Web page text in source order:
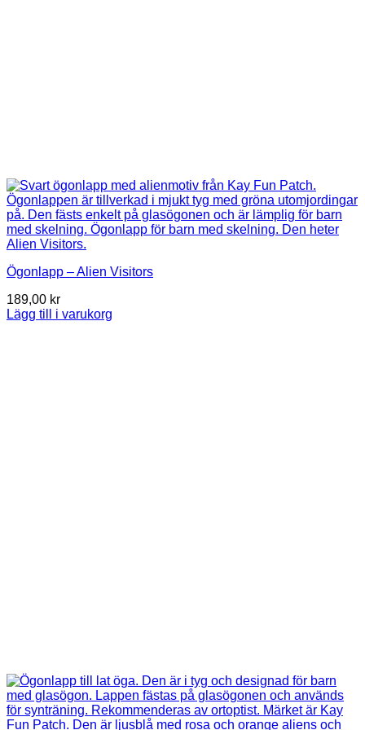
Ögonlapp – Alien Visitors
189,00 kr
Lägg till i varukorg